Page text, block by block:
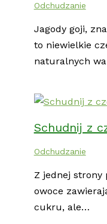
Odchudzanie
Jagody goji,
to niewielkie
naturalnych
Schudnij z
Odchudzanie
Z jednej strony
owoce
cukru, ale…